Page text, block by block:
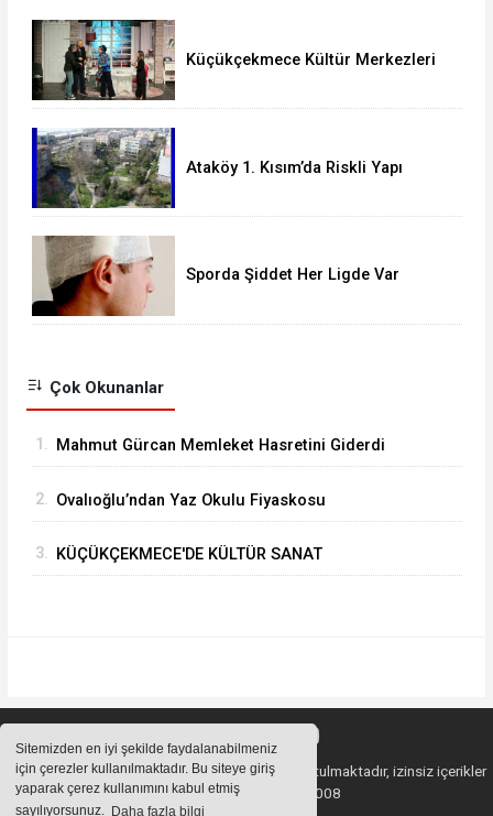
Sitemizden en iyi şekilde faydalanabilmeniz
için çerezler kullanılmaktadır. Bu siteye giriş
yaparak çerez kullanımını kabul etmiş
sayılıyorsunuz. Daha fazla bilgi
Küçükçekmece Kültür Merkezleri
Ataköy 1. Kısım’da Riskli Yapı
Sporda Şiddet Her Ligde Var
Çok Okunanlar
1. Mahmut Gürcan Memleket Hasretini Giderdi
2. Ovalıoğlu’ndan Yaz Okulu Fiyaskosu
3. KÜÇÜKÇEKMECE'DE KÜLTÜR SANAT
Sitemizde bulunan içeriklerin tüm hakları saklı tutulmaktadır, izinsiz içerikler
kullanılamaz. Copyright 2008